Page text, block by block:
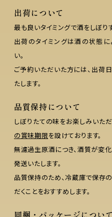
出荷について
最も良いタイミングで酒をしぼり
出荷のタイミングは酒の状態
い。
ご予約いただいた方には、出荷
たします。
品質保持について
しぼりたての味をお楽しみいた
の賞味期限を設けております。
無濾過生原酒につき、酒質が変
発送いたします。
品質保持のため、冷蔵庫で保存
だくことをおすすめします。